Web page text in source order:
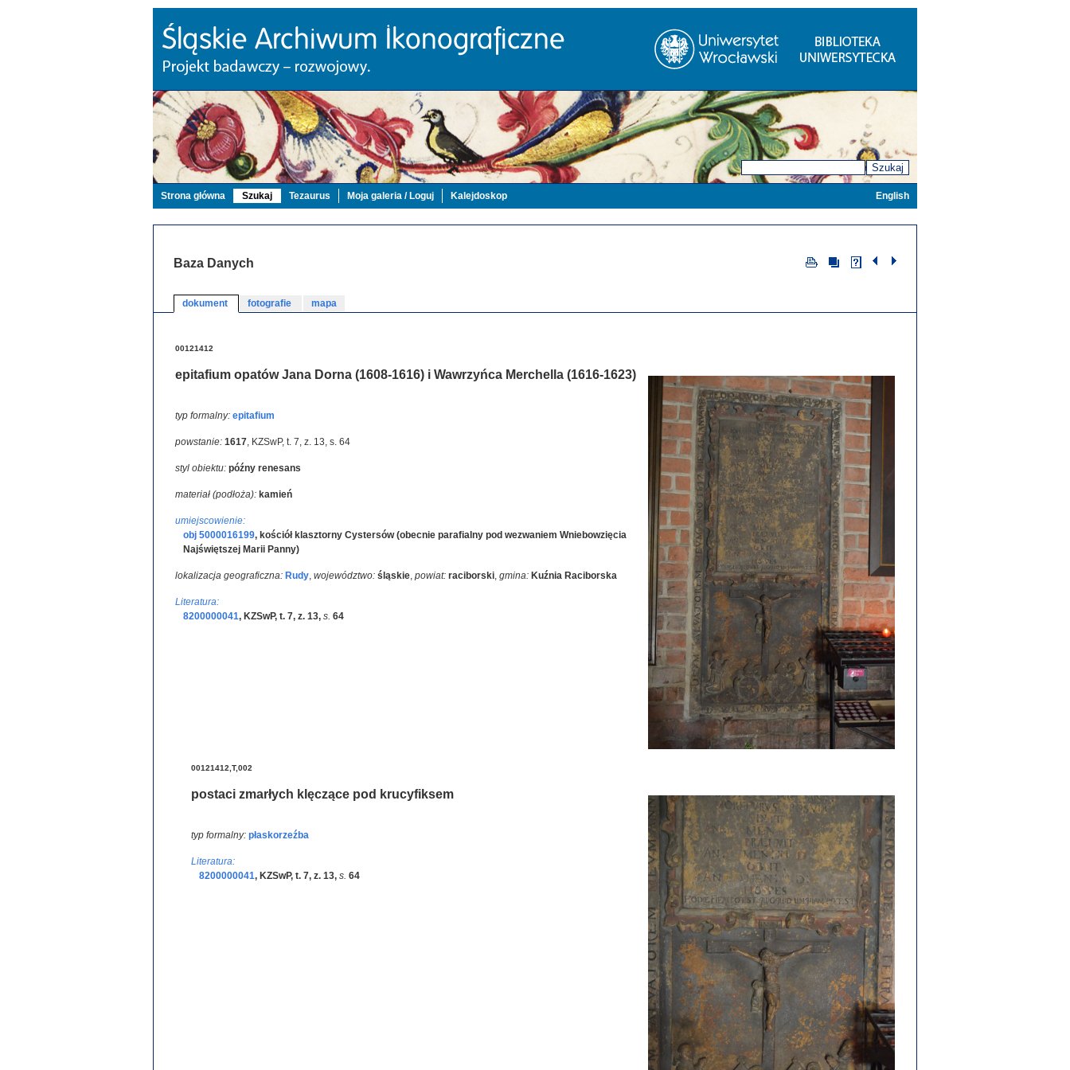
Szukaj
Strona główna Szukaj Tezaurus Moja galeria / Loguj Kalejdoskop English
Baza Danych
dokument fotografie mapa
00121412
epitafium opatów Jana Dorna (1608-1616) i Wawrzyńca Merchella (1616-1623)
typ formalny: epitafium
powstanie: 1617, KZSwP, t. 7, z. 13, s. 64
styl obiektu: późny renesans
materiał (podłoża): kamień
umiejscowienie:
obj 5000016199, kościół klasztorny Cystersów (obecnie parafialny pod wezwaniem Wniebowzięcia
Najświętszej Marii Panny)
lokalizacja geograficzna: Rudy, województwo: śląskie, powiat: raciborski, gmina: Kuźnia Raciborska
Literatura:
8200000041, KZSwP, t. 7, z. 13, s. 64
00121412,T,002
postaci zmarłych klęczące pod krucyfiksem
typ formalny: płaskorzeźba
Literatura:
8200000041, KZSwP, t. 7, z. 13, s. 64